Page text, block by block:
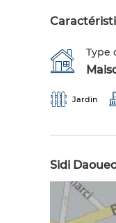
Type
Jardin
Sidi